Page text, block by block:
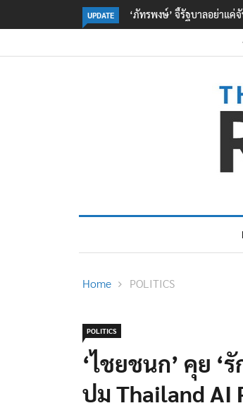
UPDATE ‘จุลพันธ์’ เผย ไทย-เมียนม
Home POLITICS
POLITICS
‘ไชยชนก’ คุย ‘
ปม Thailand AI